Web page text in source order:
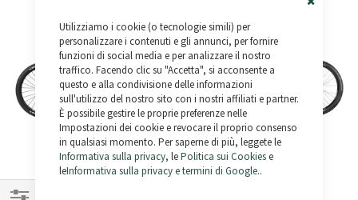
Utilizziamo i cookie (o tecnologie simili) per
personalizzare i contenuti e gli annunci, per fornire
funzioni di social media e per analizzare il nostro
traffico. Facendo clic su "Accetta", si acconsente a
questo e alla condivisione delle informazioni
sull'utilizzo del nostro sito con i nostri affiliati e partner.
È possibile gestire le proprie preferenze nelle
Impostazioni dei cookie e revocare il proprio consenso
in qualsiasi momento. Per saperne di più, leggete le
Informativa sulla privacy, lePolitica sui Cookiese
leInformativa sulla privacy e termini di Google..
AXR C8.6
6.499,00 €
AXR CA5.6
4.999,00 €